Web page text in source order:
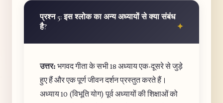
प्रश्न 5: इस श्लोक का अन्य अध्यायों से क्या संबंध
है?
उत्तर: भगवद गीता के सभी 18 अध्याय एक-दूसरे से जुड़े
हुए हैं और एक पूर्ण जीवन दर्शन प्रस्तुत करते हैं।
अध्याय 10 (विभूति योग) पूर्व अध्यायों की शिक्षाओं को